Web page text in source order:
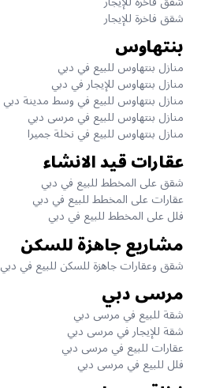
شقق فاخرة للإيجار
بنتهاوس
منازل بنتهاوس للبيع في دبي
منازل بنتهاوس للإيجار في دبي
منازل بنتهاوس للبيع في وسط مدينة دبي
منازل بنتهاوس للبيع في مرسى دبي
منازل بنتهاوس للبيع في نخلة جميرا
عقارات قيد الانشاء
شقق على المخطط للبيع في دبي
عقارات على المخطط للبيع في دبي
فلل على المخطط للبيع في دبي
مشاريع جاهزة للسكن
شقق وعقارات جاهزة للسكن للبيع في دبي
مرسى دبي
شقة للبيع في مرسى دبي
شقة للإيجار في مرسى دبي
عقارات للبيع في مرسى دبي
فلل للبيع في مرسى دبي